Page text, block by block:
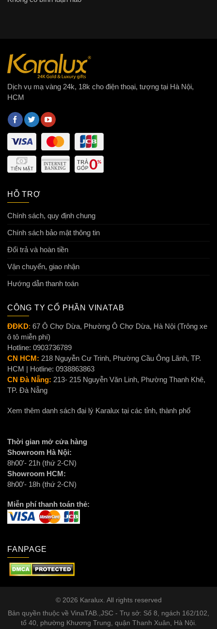
Dịch vụ mạ vàng 24k, 18k cho điện thoại, tượng tại Hà Nội,
HCM
HỖ TRỢ
Chính sách, quy định chung
Chính sách bảo mật thông tin
Đổi trả và hoàn tiền
Vận chuyển, giao nhận
Hướng dẫn thanh toán
CÔNG TY CỔ PHẦN VINATAB
ĐĐKD: 67 Ô Chợ Dừa, Phường Ô Chợ Dừa, Hà Nội (Trông xe
ô tô miễn phí)
Hotline: 0903736789
CN HCM: 218 Nguyễn Cư Trinh, Phường Cầu Ông Lãnh, TP.
HCM | Hotline: 0938863863
CN Đà Nẵng: 213- 215 Nguyễn Văn Linh, Phường Thanh Khê,
TP. Đà Nẵng
Xem thêm danh sách đại lý Karalux tại các tỉnh, thành phố
Thời gian mở cửa hàng
Showroom Hà Nội:
8h00′- 21h (thứ 2-CN)
Showroom HCM:
8h00′- 18h (thứ 2-CN)
Miễn phí thanh toán thẻ:
FANPAGE
© 2026 Karalux. All rights reserved
Bản quyền thuộc về VinaTAB.,JSC - Trụ sở: Số 8, ngách 162/102,
tổ 40, phường Khương Trung, quận Thanh Xuân, Hà Nội.